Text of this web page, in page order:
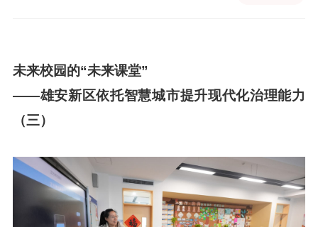
未来校园的“未来课堂”
——雄安新区依托智慧城市提升现代化治理能力
（三）